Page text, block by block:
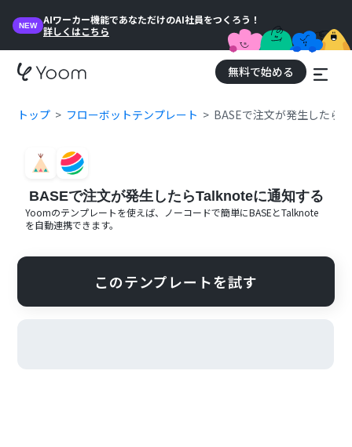
NEW
AIワーカー機能であなただけのAI社員をつくろう！
詳しくはこちら
無料で始める
トップ フローボットテンプレート BASEで注文が発生したら
BASEで注文が発生したらTalknoteに通知する
Yoomのテンプレートを使えば、ノーコードで簡単にBASEとTalknote
を自動連携できます。
このテンプレートを試す